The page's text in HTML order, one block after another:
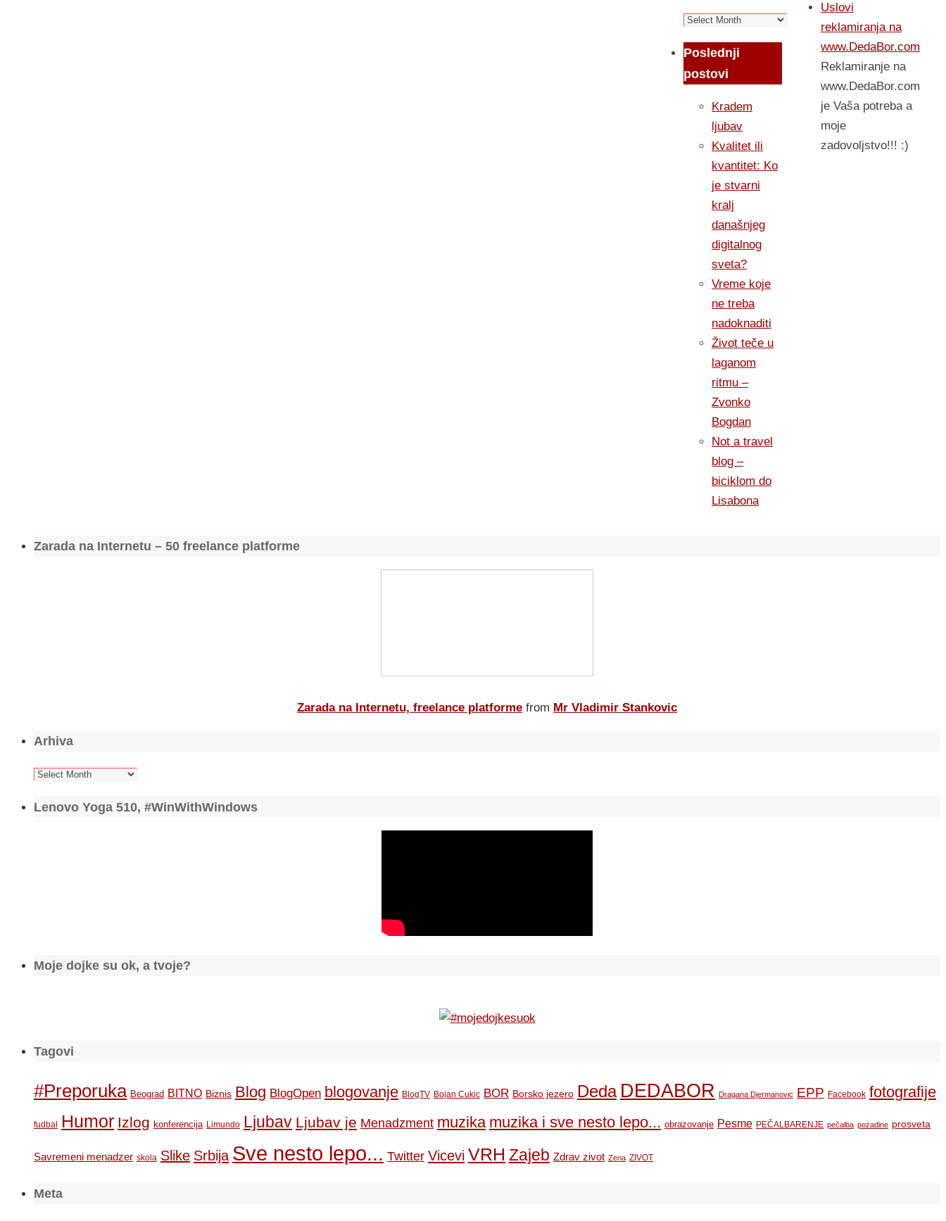
Arhiva
Poslednji
postovi
Kradem
ljubav
Kvalitet ili
kvantitet: Ko
je stvarni
kralj
današnjeg
digitalnog
sveta?
Vreme koje
ne treba
nadoknaditi
Život teče u
laganom
ritmu –
Zvonko
Bogdan
Not a travel
blog –
biciklom do
Lisabona
Uslovi
reklamiranja na
www.DedaBor.com
Reklamiranje na
www.DedaBor.com
je Vaša potreba a
moje
zadovoljstvo!!! :)
Zarada na Internetu – 50 freelance platforme
Zarada na Internetu, freelance platforme from Mr Vladimir Stankovic
Arhiva
Arhiva
Lenovo Yoga 510, #WinWithWindows
Moje dojke su ok, a tvoje?
Tagovi
#Preporuka Beograd BITNO Biznis Blog BlogOpen blogovanje BlogTV Bojan Cukic BOR Borsko jezero Deda DEDABOR Dragana Djermanovic EPP Facebook fotografije
fudbal Humor Izlog konferencija Limundo Ljubav Ljubav je Menadzment muzika muzika i sve nesto lepo... obrazovanje Pesme PEČALBARENJE pečalba pozadine prosveta
Savremeni menadzer skola Slike Srbija Sve nesto lepo... Twitter Vicevi VRH Zajeb Zdrav zivot Zena ZIVOT
Meta